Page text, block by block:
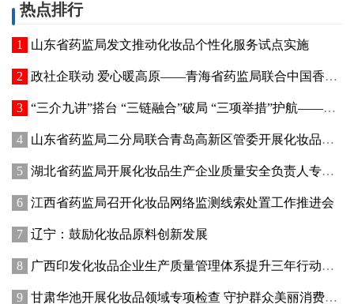
热点排行
山东省药监局发文推动化妆品个性化服务试点实施
政社企联动 爱心暖高原——青海省药监局联合中国香料香精化妆品工业协会开展公益捐赠活动
“三介九讲”搭台 “三链融合”破局 “三项举措”护航——青海高原特色化妆品原料产业迈出实质性步伐
山东省药监局二分局联合青岛高新区管委开展化妆品新原料注册备案赋能专题交流活动
湖北省药监局开展化妆品生产企业质量安全负责人专题培训暨现场观摩活动
江西省药监局召开化妆品网络监测线索处置工作推进会
辽宁：鼓励化妆品原料创新发展
广西印发化妆品企业生产质量管理体系提升三年行动方案
甘肃华池开展化妆品领域专项检查 守护群众美丽消费安全